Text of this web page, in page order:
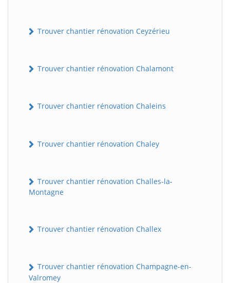
Trouver chantier rénovation Ceyzérieu
Trouver chantier rénovation Chalamont
Trouver chantier rénovation Chaleins
Trouver chantier rénovation Chaley
Trouver chantier rénovation Challes-la-
Montagne
Trouver chantier rénovation Challex
Trouver chantier rénovation Champagne-en-
Valromey